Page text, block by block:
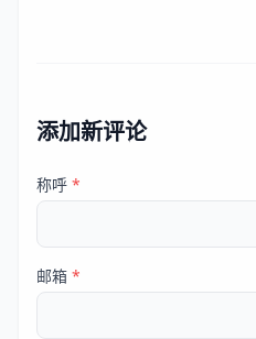
添加新评论
称呼 *
邮箱 *